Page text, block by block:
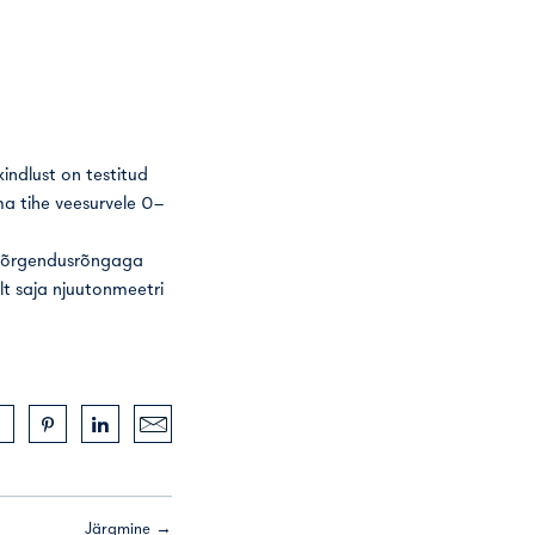
on testitud
tihe veesurvele 0–
saja njuutonmeetri
Järgmine →